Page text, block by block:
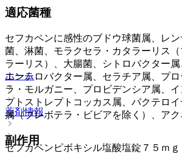
適応菌種
セフカペンに感性のブドウ球菌属、レ
菌、淋菌、モラクセラ・カタラーリス
ラーリス）、大腸菌、シトロバクター属
エンテロバクター属、セラチア属、プ
ラ・モルガニー、プロビデンシア属、
プトストレプトコッカス属、バクテロ
属（プレボテラ・ビビアを除く）、アク
副作用
ホーム
薬剤情報
セフカペンピボキシル塩酸塩錠７５ｍｇ